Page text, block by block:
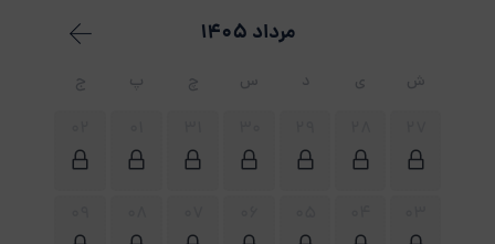
مرداد 1405
ش ی د س چ پ ج